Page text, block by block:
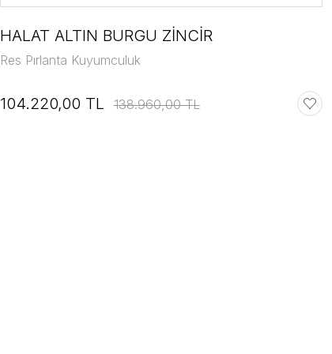
HALAT ALTIN BURGU ZİNCİR
Res Pırlanta Kuyumculuk
104.220,00 TL 138.960,00 TL